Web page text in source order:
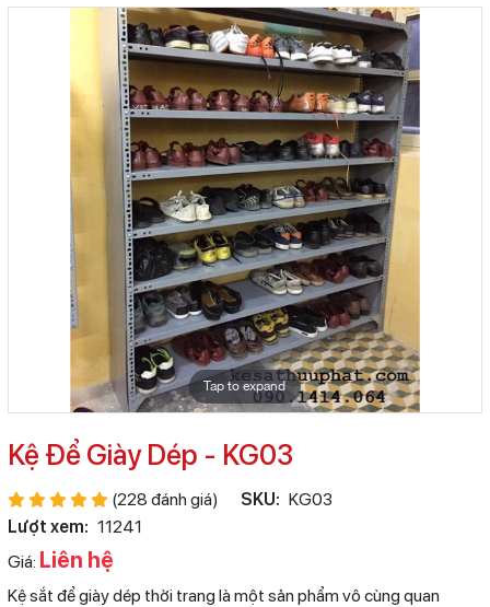
Tap to expand
Kệ Để Giày Dép - KG03
(228 đánh giá) SKU: KG03
Lượt xem: 11241
Giá: Liên hệ
Kệ sắt để giày dép thời trang là một sản phẩm vô cùng quan